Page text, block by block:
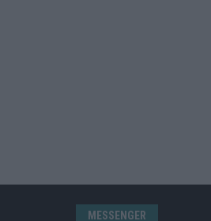
MESSENGER